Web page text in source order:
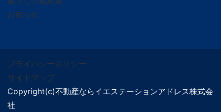
お知らせ
プライバシーポリシー
サイトマップ
Copyright(c)不動産ならイエステーションアドレス株式会
社